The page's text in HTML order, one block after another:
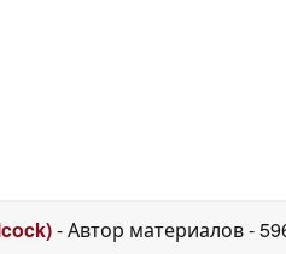
- Автор материалов-